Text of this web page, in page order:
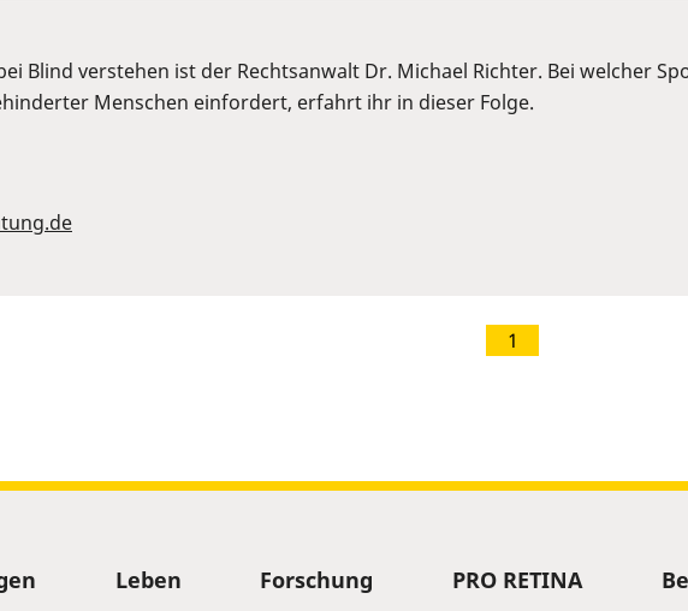
Blind verstehen ist der Rechtsanwalt Dr. Michael Richter. Bei welcher
Menschen einfordert, erfahrt ihr in dieser Folge.
1
Leben Forschung PRO RETINA